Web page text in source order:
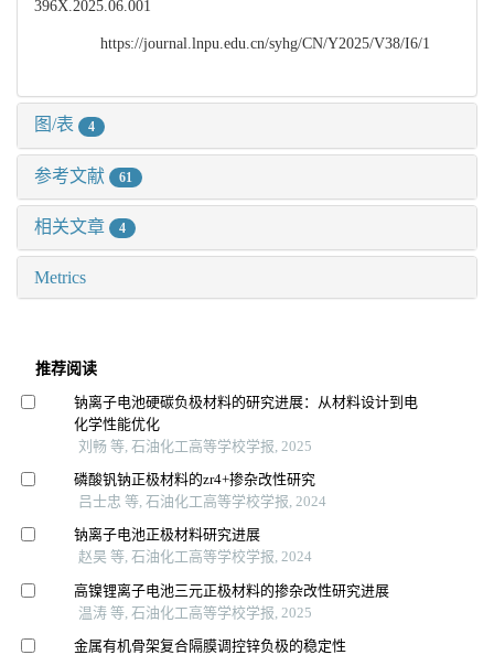
396X.2025.06.001
https://journal.lnpu.edu.cn/syhg/CN/Y2025/V38/I6/1
图/表 4
参考文献 61
相关文章 4
Metrics
推荐阅读
钠离子电池硬碳负极材料的研究进展：从材料设计到电
化学性能优化
刘畅 等, 石油化工高等学校学报, 2025
磷酸钒钠正极材料的zr4+掺杂改性研究
吕士忠 等, 石油化工高等学校学报, 2024
钠离子电池正极材料研究进展
赵昊 等, 石油化工高等学校学报, 2024
高镍锂离子电池三元正极材料的掺杂改性研究进展
温涛 等, 石油化工高等学校学报, 2025
金属有机骨架复合隔膜调控锌负极的稳定性